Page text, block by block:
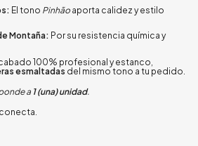
El tono Pinhão aporta calidez y estilo
Montaña: Por su resistencia química y
100% profesional y estanco,
esmaltadas del mismo tono a tu pedido.
a 1 (una) unidad.